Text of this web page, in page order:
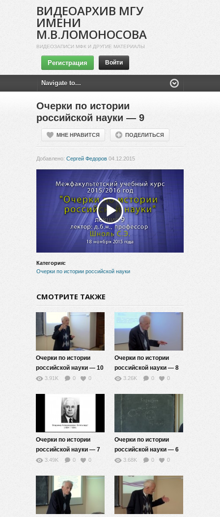
ВИДЕОАРХИВ МГУ
ИМЕНИ
М.В.ЛОМОНОСОВА
ВИДЕОЗАПИСИ МФК И ДРУГИЕ МАТЕРИАЛЫ
Регистрация Войти
Очерки по истории
российской науки — 9
МНЕ НРАВИТСЯ ПОДЕЛИТЬСЯ
Добавлено: Сергей Федоров 04.12.2015
Воспроизвести
видео
Категория:
Очерки по истории российской науки
СМОТРИТЕ ТАКЖЕ
Очерки по истории
российской науки — 10
3.91K 0 0
Очерки по истории
российской науки — 8
3.26K 0 0
Очерки по истории
российской науки — 7
3.49K 0 0
Очерки по истории
российской науки — 6
3.68K 0 0